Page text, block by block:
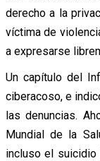
derecho a la
víctima de
a expresarse
Un capítulo del
ciberacoso, e
las denuncias.
Mundial de la
incluso el suicidio